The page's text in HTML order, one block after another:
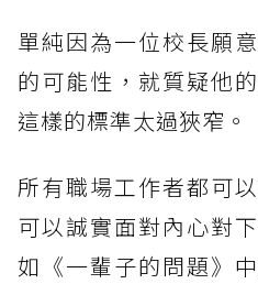
單純因為一位校長願
的可能性，就質疑他
這樣的標準太過狹窄。
所有職場工作者都可
可以誠實面對內心對
如《一輩子的問題》